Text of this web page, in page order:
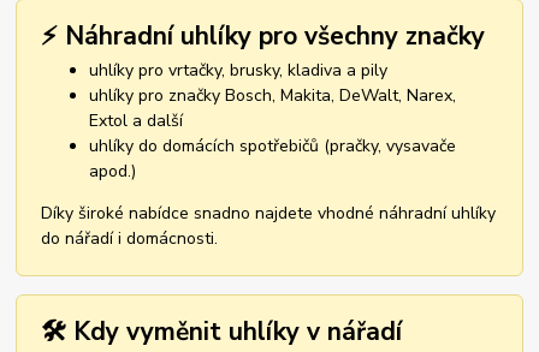
⚡ Náhradní uhlíky pro všechny značky
uhlíky pro vrtačky, brusky, kladiva a pily
uhlíky pro značky Bosch, Makita, DeWalt, Narex,
Extol a další
uhlíky do domácích spotřebičů (pračky, vysavače
apod.)
Díky široké nabídce snadno najdete vhodné náhradní uhlíky
do nářadí i domácnosti.
🛠️ Kdy vyměnit uhlíky v nářadí